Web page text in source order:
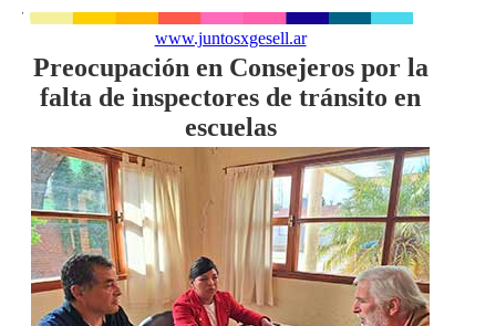
www.juntosxgesell.ar
Preocupación en Consejeros por la
falta de inspectores de tránsito en
escuelas